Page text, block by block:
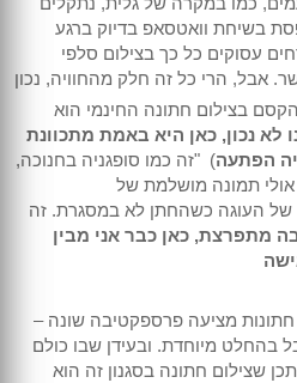
בשיחת וואטסאפ בדיוק ברגע
עסוקים כל כך בצילום סלפי
אבל, הרי כל זה חלק מהחוויה, נכון
בצילום חתונה החינמי הוא
לא נכון, כאן היא באמת מתכוונת
הפתעה) "זה כמו סופגניה בחנוכה,
תמונה מושלמת של
של העוגה כשהחתן לא במסגרת. זה
מתפרצת, כאן כבר אני מבין
חתונות מציעה פרספקטיבה שונה –
בהחלט מיוחדת. ובעידן שבו כולם
שצילום חתונה בסגנון זה הוא